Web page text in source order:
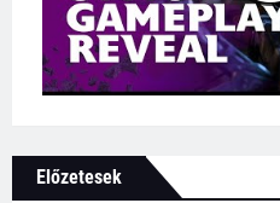
Előzetesek